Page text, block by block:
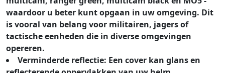
waardoor u beter kunt opgaan in uw omgeving. Dit
is vooral van belang voor militairen, jagers of
tactische eenheden die in diverse omgevingen
opereren.
Verminderde reflectie: Een cover kan glans en